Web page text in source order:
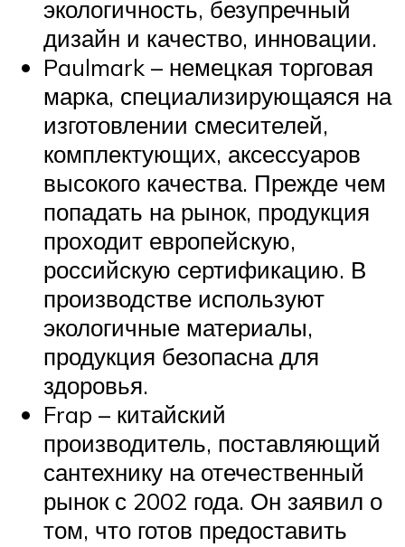
экологичность, безупречный
дизайн и качество, инновации.
Paulmark – немецкая торговая
марка, специализирующаяся на
изготовлении смесителей,
комплектующих, аксессуаров
высокого качества. Прежде чем
попадать на рынок, продукция
проходит европейскую,
российскую сертификацию. В
производстве используют
экологичные материалы,
продукция безопасна для
здоровья.
Frap – китайский
производитель, поставляющий
сантехнику на отечественный
рынок с 2002 года. Он заявил о
том, что готов предоставить